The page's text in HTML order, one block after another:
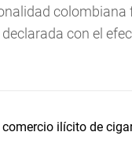
colombiana
con el
ilícito de